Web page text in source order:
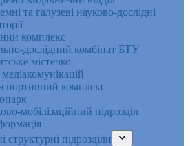
та галузеві науково-дослідні
комплекс
дослідний комбінат БТУ
містечко
медіакомунікацій
комплекс
мобілізаційний підрозділ
структурні підрозділи